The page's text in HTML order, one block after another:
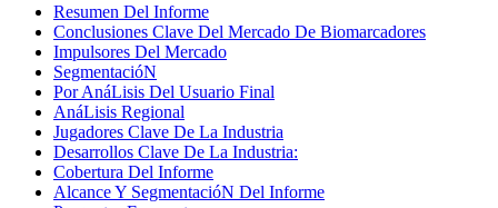
Resumen Del Informe
Conclusiones Clave Del Mercado De Biomarcadores
Impulsores Del Mercado
SegmentacióN
Por AnáLisis Del Usuario Final
AnáLisis Regional
Jugadores Clave De La Industria
Desarrollos Clave De La Industria:
Cobertura Del Informe
Alcance Y SegmentacióN Del Informe